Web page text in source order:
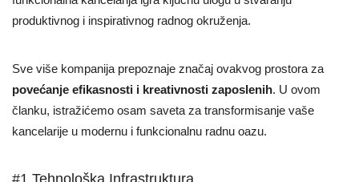
produktivnog i inspirativnog radnog okruženja.
Sve više kompanija prepoznaje značaj ovakvog prostora za
povećanje efikasnosti i kreativnosti zaposlenih. U ovom
članku, istražićemo osam saveta za transformisanje vaše
kancelarije u modernu i funkcionalnu radnu oazu.